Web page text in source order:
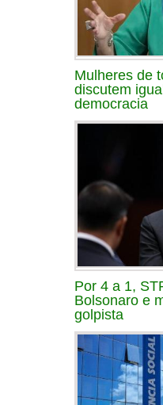
Mulheres de
discutem
democracia
Por 4 a 1,
Bolsonaro e
golpista